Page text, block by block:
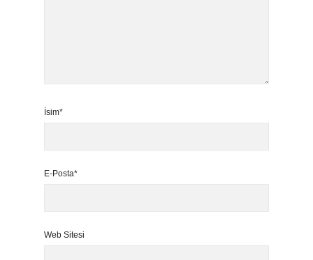
İsim*
E-Posta*
Web Sitesi